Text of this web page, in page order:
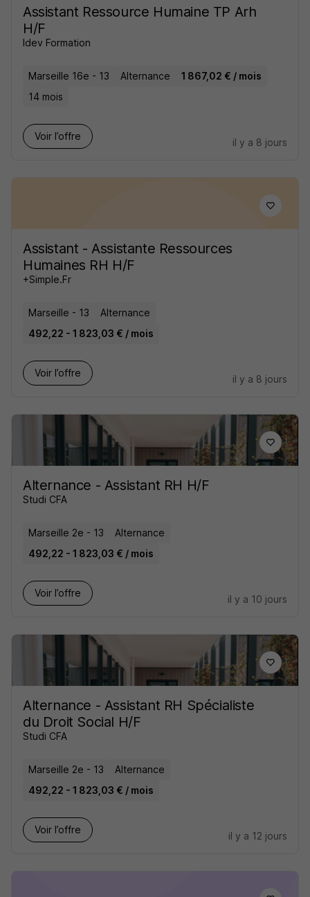
Assistant Ressource Humaine TP Arh
H/F
Idev Formation
Marseille 16e - 13 Alternance
1 867,02 € / mois
14 mois
Voir l’offre
il y a 8 jours
Assistant - Assistante Ressources
Humaines RH H/F
+Simple.Fr
Marseille - 13
Alternance
492,22 - 1 823,03 € / mois
Voir l’offre
il y a 8 jours
Alternance - Assistant RH H/F
Studi CFA
Marseille 2e - 13
Alternance
492,22 - 1 823,03 € / mois
Voir l’offre
il y a 10 jours
Alternance - Assistant RH Spécialiste
du Droit Social H/F
Studi CFA
Marseille 2e - 13
Alternance
492,22 - 1 823,03 € / mois
Voir l’offre
il y a 12 jours